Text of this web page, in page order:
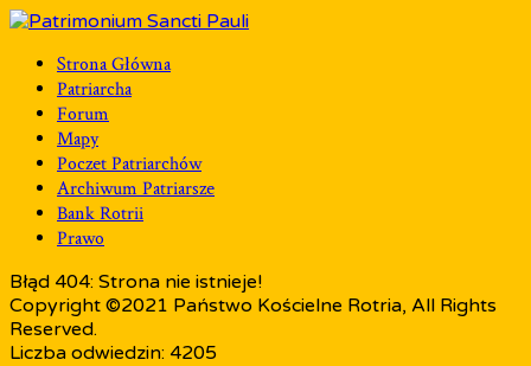
Strona Główna
Patriarcha
Forum
Mapy
Poczet Patriarchów
Archiwum Patriarsze
Bank Rotrii
Prawo
Błąd 404: Strona nie istnieje!
Copyright ©2021 Państwo Kościelne Rotria, All Rights
Reserved.
Liczba odwiedzin: 4205